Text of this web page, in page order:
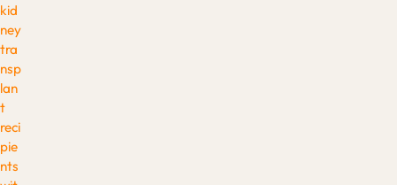
kid
ney
tra
nsp
lan
t
reci
pie
nts